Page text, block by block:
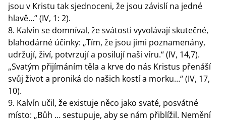
jsou v Kristu tak sjednoceni, že jsou závislí na jedné
hlavě…“ (IV, 1: 2).
Kalvín se domníval, že svátosti vyvolávají skutečné,
blahodárné účinky: „Tím, že jsou jimi poznamenány,
udržují, živí, potvrzují a posilují naši víru.“ (IV, 14,7).
„Svatým přijímáním těla a krve do nás Kristus přenáší
svůj život a proniká do našich kostí a morku…“ (IV, 17,
10).
Kalvín učil, že existuje něco jako svaté, posvátné
místo: „Bůh … sestupuje, aby se nám přiblížil. Nemění